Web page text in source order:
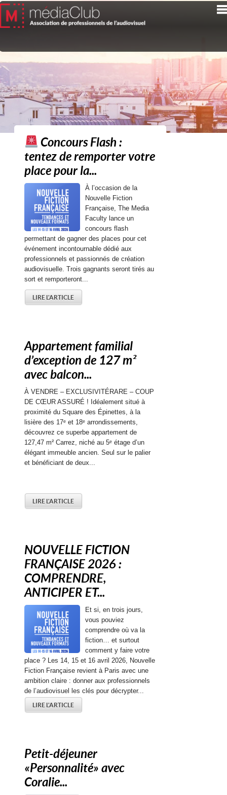
Concours Flash :
tentez de remporter votre
place pour la...
À l’occasion de la
Nouvelle Fiction
Française, The Media
Faculty lance un
concours flash
permettant de gagner des places pour cet
événement incontournable dédié aux
professionnels et passionnés de création
audiovisuelle. Trois gagnants seront tirés au
sort et remporteront...
LIRE L'ARTICLE
Appartement familial
d’exception de 127 m²
avec balcon...
À VENDRE – EXCLUSIVITÉRARE – COUP
DE CŒUR ASSURÉ ! Idéalement situé à
proximité du Square des Épinettes, à la
lisière des 17ᵉ et 18ᵉ arrondissements,
découvrez ce superbe appartement de
127,47 m² Carrez, niché au 5ᵉ étage d’un
élégant immeuble ancien. Seul sur le palier
et bénéficiant de deux...
LIRE L'ARTICLE
NOUVELLE FICTION
FRANÇAISE 2026 :
COMPRENDRE,
ANTICIPER ET...
Et si, en trois jours,
vous pouviez
comprendre où va la
fiction… et surtout
comment y faire votre
place ? Les 14, 15 et 16 avril 2026, Nouvelle
Fiction Française revient à Paris avec une
ambition claire : donner aux professionnels
de l’audiovisuel les clés pour décrypter...
LIRE L'ARTICLE
Petit-déjeuner
« Personnalité » avec
Coralie...